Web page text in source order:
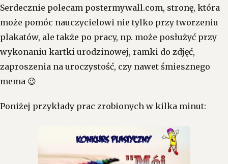
Serdecznie polecam postermywall.com, stronę, która
może pomóc nauczycielowi nie tylko przy tworzeniu
plakatów, ale także po pracy, np. może posłużyć przy
wykonaniu kartki urodzinowej, ramki do zdjęć,
zaproszenia na uroczystość, czy nawet śmiesznego
mema 😉
Poniżej przykłady prac zrobionych w kilka minut: